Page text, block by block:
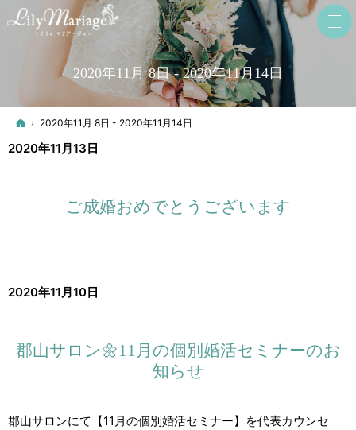
2020年11月 8日 - 2020年11月14日
ホーム
2020年11月 8日 - 2020年11月14日
2020年11月13日
ご成婚おめでとうございます
2020年11月10日
郡山サロン🌼11月の個別婚活セミナーのお
知らせ
郡山サロンにて【11月の個別婚活セミナー】を代表カウンセ